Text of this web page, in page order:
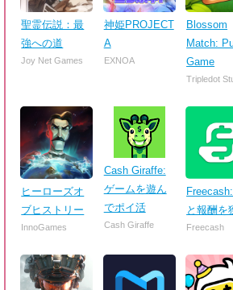
聖霊伝説：最
強への道
Joy Net Games
神姫PROJECT
A
EXNOA
Blossom
Match:
Game
Tripledot
ヒーローズオ
ブヒストリー
InnoGames
Cash Giraffe:
ゲームを遊ん
でポイ活
Cash Giraffe
と報酬を
Freecash